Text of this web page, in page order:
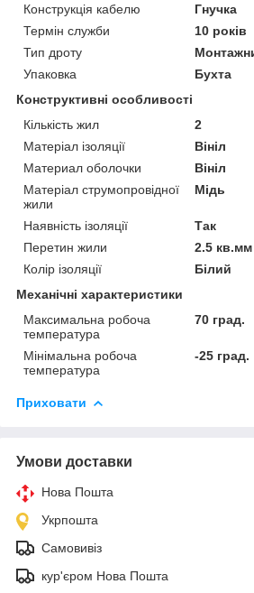
Конструкція кабелю
Гнучка
Термін служби
10 років
Тип дроту
Упаковка
Бухта
Конструктивні особливості
Кількість жил
2
Матеріал ізоляції
Вініл
Материал оболочки
Вініл
Матеріал струмопровідної
жили
Мідь
Наявність ізоляції
Так
Перетин жили
2.5 кв.мм
Колір ізоляції
Білий
Механічні характеристики
Максимальна робоча
температура
70 град.
Мінімальна робоча
температура
-25 град.
Приховати
Умови доставки
Нова Пошта
Укрпошта
Самовивіз
кур'єром Нова Пошта